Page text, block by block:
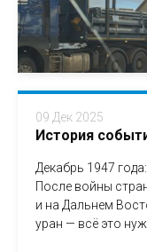
09 Дек 2025
История
Декабрь 1947
После войны
и на Дальнем
уран — всё это